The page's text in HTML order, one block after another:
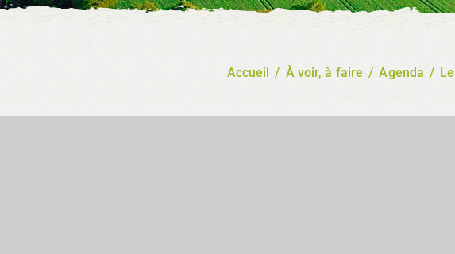
Accueil / À voir, à faire / Agenda /